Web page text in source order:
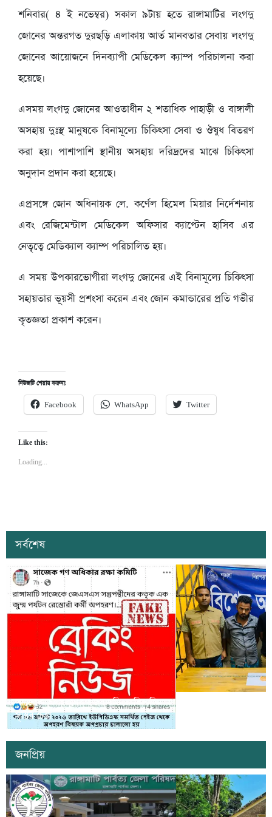
শনিবার( ৪ ই নভেম্বর) সকাল ৯টায় হতে রাঙ্গামাটির লংগদু
জোনের অন্তরগত দুরছড়ি এলাকায় আর্ত মানবতার সেবায় লংগদু
জোনের আয়োজনে দিনব্যাপী মেডিকেল ক্যাম্প পরিচালনা করা
হয়েছে।
এসময় লংগদু জোনের আওতাধীন ২ শতাধিক পাহাড়ী ও বাঙ্গালী
অসহায় দুঃস্থ মানুষকে বিনামূল্যে চিকিৎসা সেবা ও ঔষুধ বিতরণ
করা হয়। পাশাপাশি স্থানীয় অসহায় দরিদ্রদের মাঝে চিকিৎসা
অনুদান প্রদান করা হয়েছে।
এপ্রসঙ্গে জোন অধিনায়ক লে. কর্ণেল হিমেল মিয়ার নির্দেশনায়
এবং রেজিমেন্টাল মেডিকেল অফিসার ক্যাপ্টেন হাসিব এর
নেতৃত্বে মেডিক্যাল ক্যাম্প পরিচালিত হয়।
এ সময় উপকারভোগীরা লংগদু জোনের এই বিনামূল্যে চিকিৎসা
সহায়তার ভূয়সী প্রশংসা করেন এবং জোন কমান্ডারের প্রতি গভীর
কৃতজ্ঞতা প্রকাশ করেন।
নিউজটি শেয়ার করুনঃ
Facebook WhatsApp Twitter
Like this:
Loading...
সর্বশেষ
সাজেকে অপহরণের গুজব ছড়িয়ে বিভ্রান্তি
সৃষ্টির চেষ্টা
জনপ্রিয়